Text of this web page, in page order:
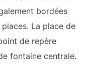
bordées
La place de
de repère
fontaine centrale.